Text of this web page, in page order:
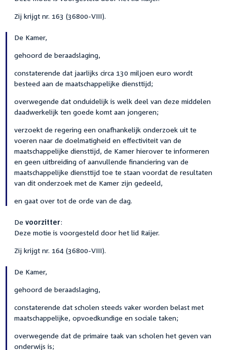
Zij krijgt nr. 163 (36800-VIII).
De Kamer,
gehoord de beraadslaging,
constaterende dat jaarlijks circa 130 miljoen euro wordt
besteed aan de maatschappelijke diensttijd;
overwegende dat onduidelijk is welk deel van deze middelen
daadwerkelijk ten goede komt aan jongeren;
verzoekt de regering een onafhankelijk onderzoek uit te
voeren naar de doelmatigheid en effectiviteit van de
maatschappelijke diensttijd, de Kamer hierover te informeren
en geen uitbreiding of aanvullende financiering van de
maatschappelijke diensttijd toe te staan voordat de resultaten
van dit onderzoek met de Kamer zijn gedeeld,
en gaat over tot de orde van de dag.
De voorzitter:
Deze motie is voorgesteld door het lid Raijer.
Zij krijgt nr. 164 (36800-VIII).
De Kamer,
gehoord de beraadslaging,
constaterende dat scholen steeds vaker worden belast met
maatschappelijke, opvoedkundige en sociale taken;
overwegende dat de primaire taak van scholen het geven van
onderwijs is;